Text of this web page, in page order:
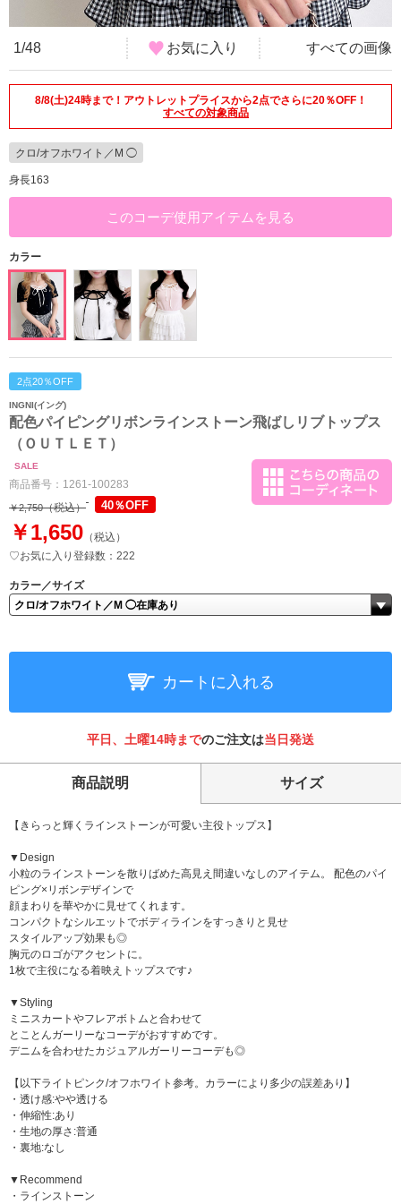
1/48 お気に入り すべての画像
8/8(土)24時まで！アウトレットプライスから2点でさらに20％OFF！
すべての対象商品
クロ/オフホワイト／M ◯
身長163
このコーデ使用アイテムを見る
カラー
2点20％OFF
INGNI(イング)
配色パイピングリボンラインストーン飛ばしリブトップス
（ＯＵＴＬＥＴ）
SALE
商品番号： 1261-100283
￥2,750（税込） 40％OFF
￥1,650 （税込）
♡お気に入り登録数：222
カラー／サイズ
カートに入れる
平日、土曜14時までのご注文は当日発送
商品説明 サイズ
【きらっと輝くラインストーンが可愛い主役トップス】
▼Design
小粒のラインストーンを散りばめた高見え間違いなしのアイテム。 配色のパイ
ピング×リボンデザインで
顔まわりを華やかに見せてくれます。
コンパクトなシルエットでボディラインをすっきりと見せ
スタイルアップ効果も◎
胸元のロゴがアクセントに。
1枚で主役になる着映えトップスです♪
▼Styling
ミニスカートやフレアボトムと合わせて
とことんガーリーなコーデがおすすめです。
デニムを合わせたカジュアルガーリーコーデも◎
【以下ライトピンク/オフホワイト参考。カラーにより多少の誤差あり】
・透け感:やや透ける
・伸縮性:あり
・生地の厚さ:普通
・裏地:なし
▼Recommend
・ラインストーン